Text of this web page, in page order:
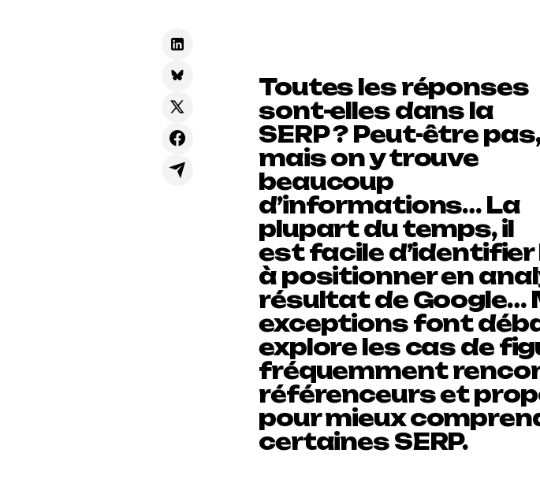
Toutes les réponses
sont-elles dans la
SERP ? Peut-être pas,
mais on y trouve
beaucoup
d’informations… La
plupart du temps, il
est facile
à positionner en
résultat de Google…
exceptions font
explore les cas de
fréquemment
référenceurs et
pour mieux
certaines SERP.